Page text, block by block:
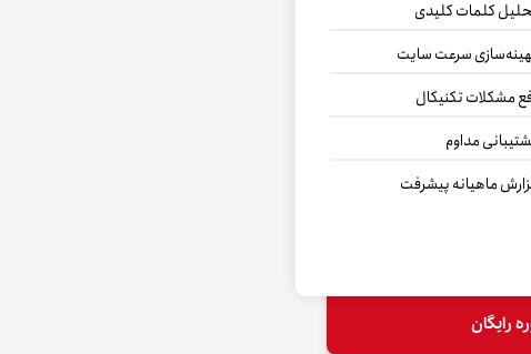
کلمات کلیدی
سرعت سایت
مشکلات تکنیکال
مداوم
ماهیانه پیشرفت
رایگان